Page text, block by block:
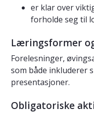
er klar over
forholde seg til
Læringsformer
Forelesninger,
som både inkluderer
presentasjoner.
Obligatoriske